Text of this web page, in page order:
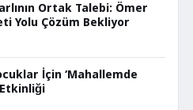
Ortak Talebi: Ömer
Yolu Çözüm Bekliyor
İçin ‘Mahallemde